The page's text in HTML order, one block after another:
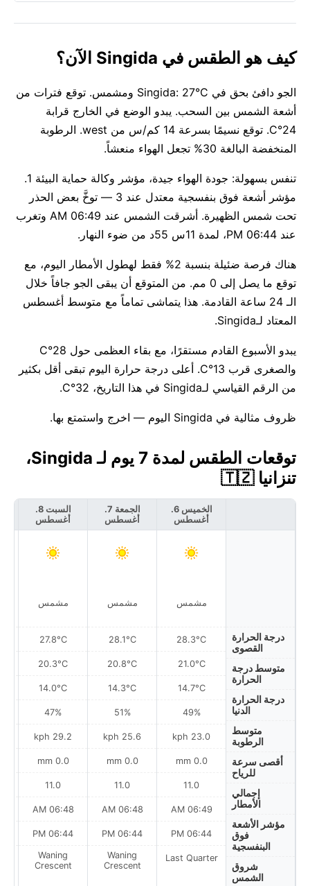
كيف هو الطقس في Singida الآن؟
الجو دافئ بحق في Singida: 27°C ومشمس. توقع فترات من
أشعة الشمس بين السحب. يبدو الوضع في الخارج قرابة
24°C. توقع نسيمًا بسرعة 14 كم/س من west. الرطوبة
المنخفضة البالغة 30% تجعل الهواء منعشاً.
تنفس بسهولة: جودة الهواء جيدة، مؤشر وكالة حماية البيئة 1.
مؤشر أشعة فوق بنفسجية معتدل عند 3 — توخَّ بعض الحذر
تحت شمس الظهيرة. أشرقت الشمس عند 06:49 AM وتغرب
عند 06:44 PM، لمدة 11س 55د من ضوء النهار.
هناك فرصة ضئيلة بنسبة 2% فقط لهطول الأمطار اليوم، مع
توقع ما يصل إلى 0 مم. من المتوقع أن يبقى الجو جافاً خلال
الـ 24 ساعة القادمة. هذا يتماشى تماماً مع متوسط أغسطس
المعتاد لـSingida.
يبدو الأسبوع القادم مستقرًا، مع بقاء العظمى حول 28°C
والصغرى قرب 13°C. أعلى درجة حرارة اليوم تبقى أقل بكثير
من الرقم القياسي لـSingida في هذا التاريخ، 32°C.
ظروف مثالية في Singida اليوم — اخرج واستمتع بها.
توقعات الطقس لمدة 7 يوم لـ Singida،
تنزانيا 🇹🇿
درجة الحرارة
القصوى
متوسط درجة
الحرارة
درجة الحرارة
الدنيا
متوسط
الرطوبة
أقصى سرعة
للرياح
إجمالي
الأمطار
مؤشر الأشعة
فوق
البنفسجية
شروق
الشمس
الخميس 6.
أغسطس
مشمس
28.3°C
21.0°C
14.7°C
49%
23.0 kph
0.0 mm
11.0
06:49 AM
06:44 PM
Last Quarter
الجمعة 7.
أغسطس
مشمس
28.1°C
20.8°C
14.3°C
51%
25.6 kph
0.0 mm
11.0
06:48 AM
06:44 PM
Waning
Crescent
السبت 8.
أغسطس
مشمس
27.8°C
20.3°C
14.0°C
47%
29.2 kph
0.0 mm
11.0
06:48 AM
06:44 PM
Waning
Crescent